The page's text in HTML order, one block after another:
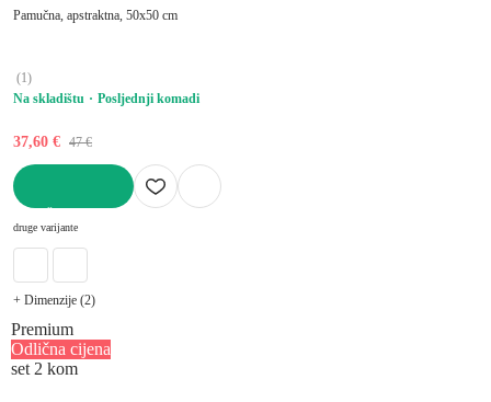
Pamučna, apstraktna, 50x50 cm
(1)
Na skladištu
Posljednji komadi
37,60 € 47 €
druge varijante
+ Dimenzije (2)
Premium
Odlična cijena
set 2 kom